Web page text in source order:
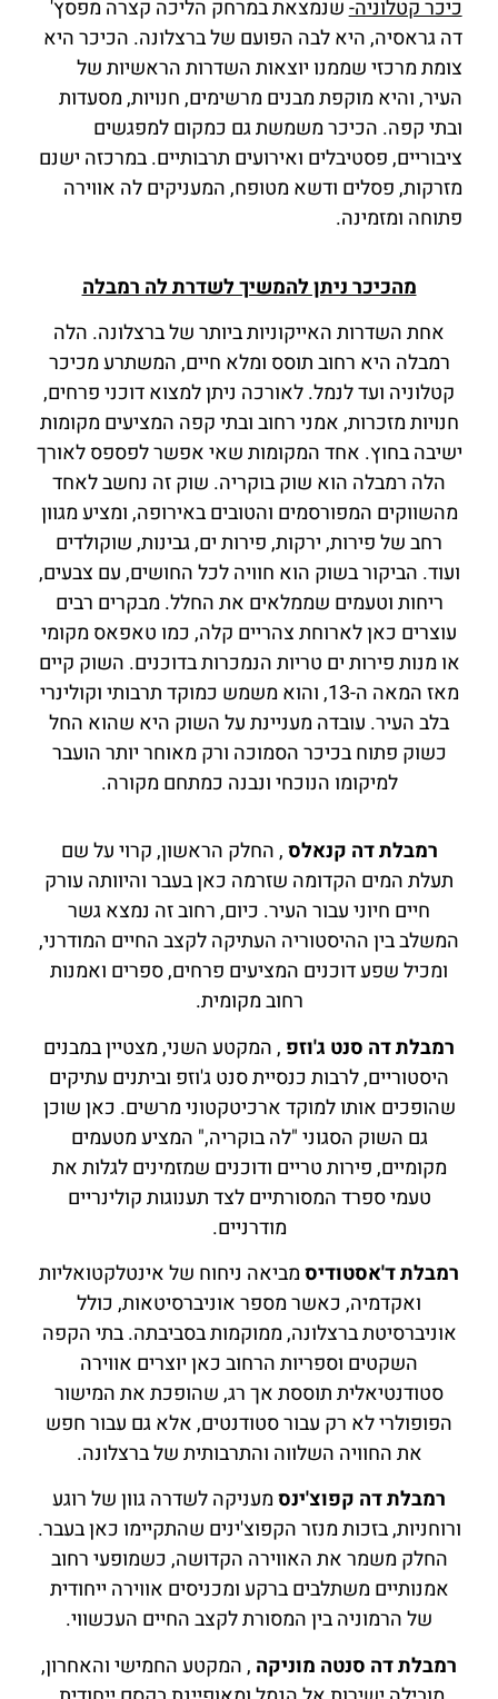
כיכר קטלוניה-שנמצאת במרחק הליכה קצרה מפסץ'
דה גראסיה, היא לבה הפועם של ברצלונה. הכיכר היא
צומת מרכזי שממנו יוצאות השדרות הראשיות של
העיר, והיא מוקפת מבנים מרשימים, חנויות, מסעדות
ובתי קפה. הכיכר משמשת גם כמקום למפגשים
ציבוריים, פסטיבלים ואירועים תרבותיים. במרכזה ישנם
מזרקות, פסלים ודשא מטופח, המעניקים לה אווירה
פתוחה ומזמינה.
מהכיכר ניתן להמשיך לשדרת לה רמבלה
אחת השדרות האייקוניות ביותר של ברצלונה. הלה
רמבלה היא רחוב תוסס ומלא חיים, המשתרע מכיכר
קטלוניה ועד לנמל. לאורכה ניתן למצוא דוכני פרחים,
חנויות מזכרות, אמני רחוב ובתי קפה המציעים מקומות
ישיבה בחוץ. אחד המקומות שאי אפשר לפספס לאורך
הלה רמבלה הוא שוק בוקריה. שוק זה נחשב לאחד
מהשווקים המפורסמים והטובים באירופה, ומציע מגוון
רחב של פירות, ירקות, פירות ים, גבינות, שוקולדים
ועוד. הביקור בשוק הוא חוויה לכל החושים, עם צבעים,
ריחות וטעמים שממלאים את החלל. מבקרים רבים
עוצרים כאן לארוחת צהריים קלה, כמו טאפאס מקומי
או מנות פירות ים טריות הנמכרות בדוכנים. השוק קיים
מאז המאה ה-13, והוא משמש כמוקד תרבותי וקולינרי
בלב העיר. עובדה מעניינת על השוק היא שהוא החל
כשוק פתוח בכיכר הסמוכה ורק מאוחר יותר הועבר
למיקומו הנוכחי ונבנה כמתחם מקורה.
רמבלת דה קנאלס, החלק הראשון, קרוי על שם
תעלת המים הקדומה שזרמה כאן בעבר והיוותה עורק
חיים חיוני עבור העיר. כיום, רחוב זה נמצא גשר
המשלב בין ההיסטוריה העתיקה לקצב החיים המודרני,
ומכיל שפע דוכנים המציעים פרחים, ספרים ואמנות
רחוב מקומית.
רמבלת דה סנט ג'וזפ , המקטע השני, מצטיין במבנים
היסטוריים, לרבות כנסיית סנט ג'וזפ וביתנים עתיקים
שהופכים אותו למוקד ארכיטקטוני מרשים. כאן שוכן
גם השוק הסגוני "לה בוקריה," המציע מטעמים
מקומיים, פירות טריים ודוכנים שמזמינים לגלות את
טעמי ספרד המסורתיים לצד תענוגות קולינריים
מודרניים.
רמבלת ד'אסטודיסמביאה ניחוח של אינטלקטואליות
ואקדמיה, כאשר מספר אוניברסיטאות, כולל
אוניברסיטת ברצלונה, ממוקמות בסביבתה. בתי הקפה
השקטים וספריות הרחוב כאן יוצרים אווירה
סטודנטיאלית תוססת אך רג, שהופכת את המישור
הפופולרי לא רק עבור סטודנטים, אלא גם עבור חפש
את החוויה השלווה והתרבותית של ברצלונה.
רמבלת דה קפוצ'ינסמעניקה לשדרה גוון של רוגע
ורוחניות, בזכות מנזר הקפוצ'ינים שהתקיימו כאן בעבר.
החלק משמר את האווירה הקדושה, כשמופעי רחוב
אמנותיים משתלבים ברקע ומכניסים אווירה ייחודית
של הרמוניה בין המסורת לקצב החיים העכשווי.
רמבלת דה סנטה מוניקה , המקטע החמישי והאחרון,